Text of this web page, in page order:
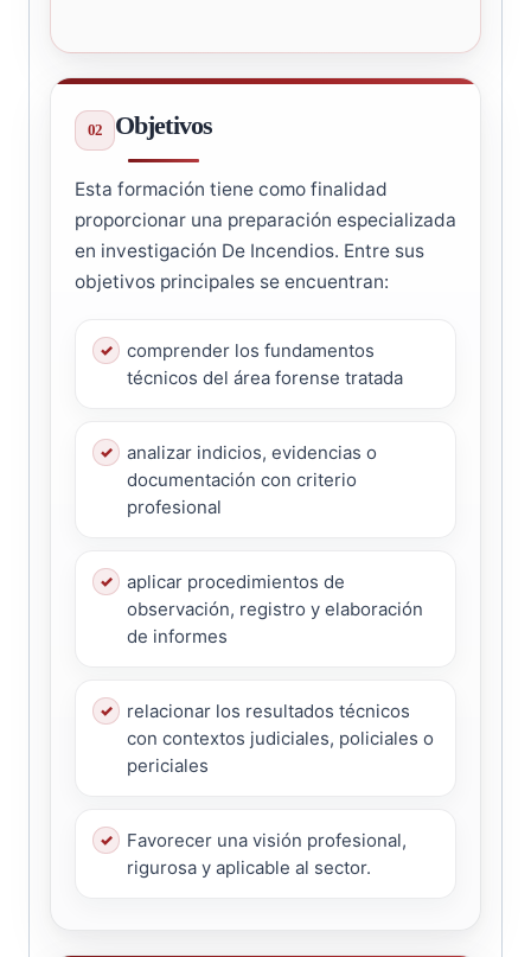
Objetivos
Esta formación tiene como finalidad
proporcionar una preparación especializada
en investigación De Incendios. Entre sus
objetivos principales se encuentran:
comprender los fundamentos
técnicos del área forense tratada
analizar indicios, evidencias o
documentación con criterio
profesional
aplicar procedimientos de
observación, registro y elaboración
de informes
relacionar los resultados técnicos
con contextos judiciales, policiales o
periciales
Favorecer una visión profesional,
rigurosa y aplicable al sector.